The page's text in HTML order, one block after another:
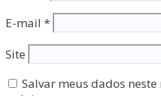
E-mail *
Site
Salvar meus dados